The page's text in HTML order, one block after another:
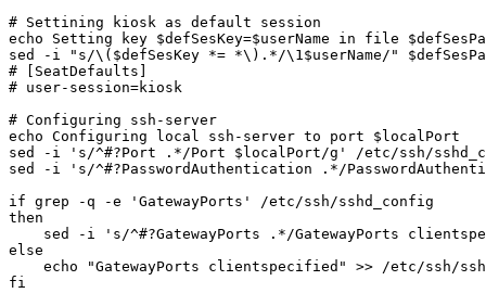
# Settining kiosk as default session
echo Setting key $defSesKey=$userName in file
sed -i "s/\($defSesKey *= *\).*/\1$userName/"
# [SeatDefaults]
# user-session=kiosk
# Configuring ssh-server
echo Configuring local ssh-server to port $localPort
sed -i 's/^#?Port .*/Port $localPort/g' /etc/ssh/
sed -i 's/^#?PasswordAuthentication .*/
if grep -q -e 'GatewayPorts' /etc/ssh/sshd_config
then
sed -i 's/^#?GatewayPorts .*/GatewayPorts
else
echo "GatewayPorts clientspecified" >> /etc/ssh/
fi